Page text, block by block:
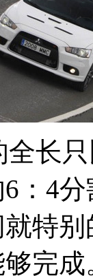
全长
：4
特
完